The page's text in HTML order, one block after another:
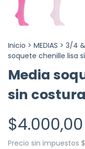
Inicio > MEDIAS > 3/4 &
soquete chenille lisa
Media
sin
$4.000,00
Precio sin impuestos